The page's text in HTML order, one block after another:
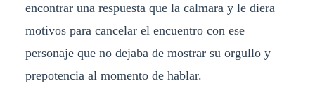
encontrar una respuesta que la calmara y le diera
motivos para cancelar el encuentro con ese
personaje que no dejaba de mostrar su orgullo y
prepotencia al momento de hablar.